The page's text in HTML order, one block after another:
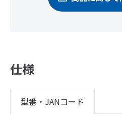
仕様
型番・JANコード